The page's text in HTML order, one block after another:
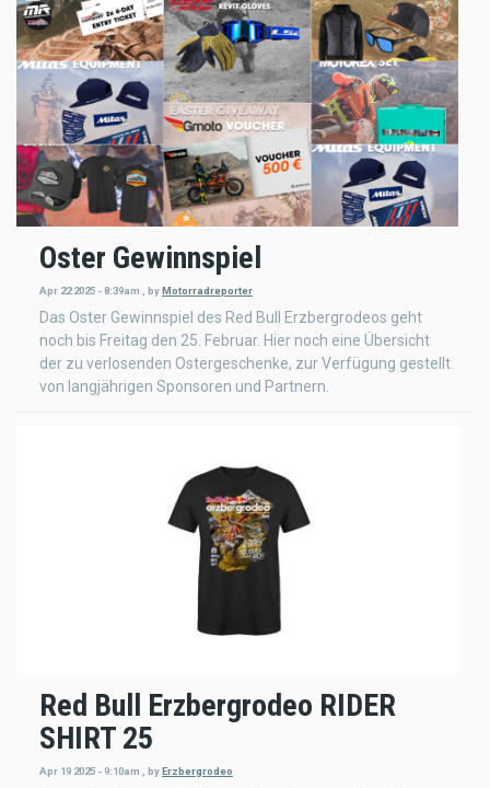
Oster Gewinnspiel
Apr 22 2025 - 8:39am byMotorradreporter
Das Oster Gewinnspiel des Red Bull Erzbergrodeos geht
noch bis Freitag den 25. Februar. Hier noch eine Übersicht
der zu verlosenden Ostergeschenke, zur Verfügung gestellt
von langjährigen Sponsoren und Partnern.
Red Bull Erzbergrodeo RIDER
SHIRT 25
Apr 19 2025 - 9:10am byErzbergrodeo